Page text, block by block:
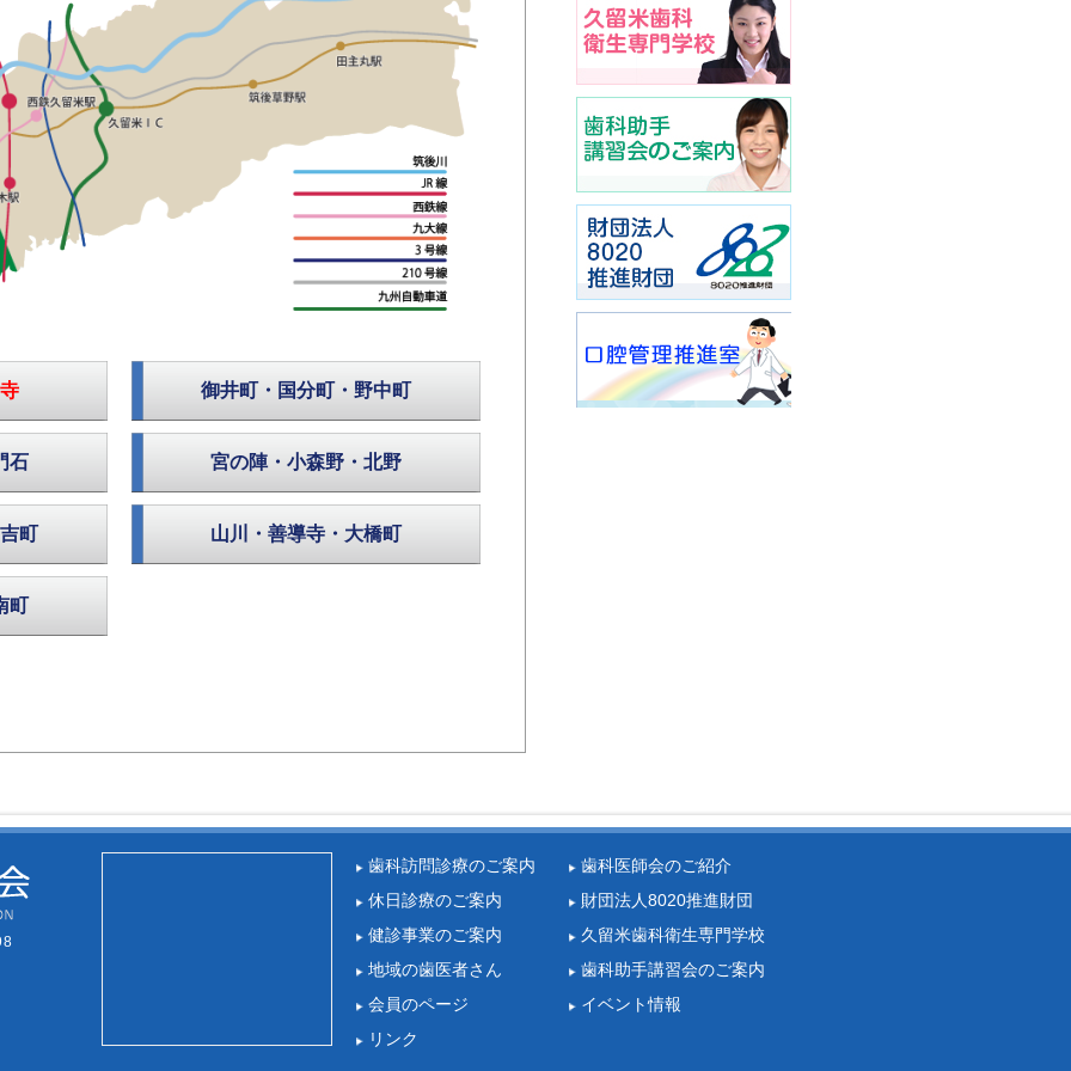
御井町・国分町・野中町
石 宮の陣・小森野・北野
町 山川・善導寺・大橋町
町
歯科訪問診療のご案内
歯科医師会のご紹介
休日診療のご案内
財団法人8020推進財団
健診事業のご案内
久留米歯科衛生専門学校
地域の歯医者さん
歯科助手講習会のご案内
会員のページ
イベント情報
リンク